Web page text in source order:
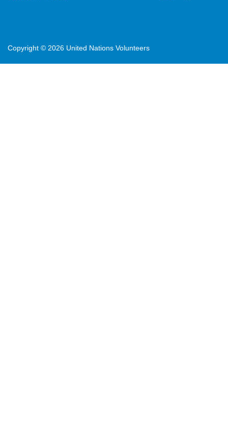
Copyright © 2026 United Nations Volunteers